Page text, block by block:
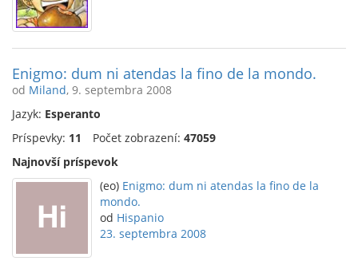
Enigmo: dum ni atendas la fino de la mondo.
od Miland, 9. septembra 2008
Jazyk: Esperanto
Príspevky: 11 Počet zobrazení: 47059
Najnovší príspevok
(eo) Enigmo: dum ni atendas la fino de la
mondo.
od Hispanio
23. septembra 2008